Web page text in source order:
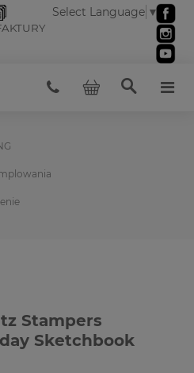
Select Language ▼
Stampers
Sketchbook